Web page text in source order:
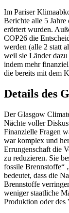
Im Pariser
Berichte alle 5
erörtert wurden.
COP26 die
werden (alle 2 statt
weil sie Länder
indem mehr
die bereits mit dem
Details des
Der Glasgow
Nächte voller
Finanzielle Fragen
war komplex und
Errungenschaft die
zu reduzieren. Sie
fossile Brennstoffe“
bedeutet, dass die
Brennstoffe
weniger staatliche
Produktion oder des